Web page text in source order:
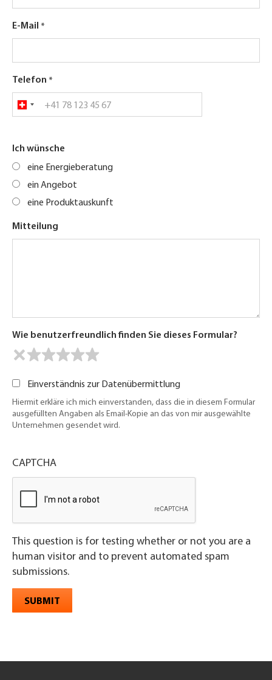
E-Mail
Telefon
Ich wünsche
eine Energieberatung
ein Angebot
eine Produktauskunft
Mitteilung
Wie benutzerfreundlich finden Sie dieses Formular?
Einverständnis zur Datenübermittlung
Hiermit erkläre ich mich einverstanden, dass die in diesem Formular
ausgefüllten Angaben als Email-Kopie an das von mir ausgewählte
Unternehmen gesendet wird.
CAPTCHA
This question is for testing whether or not you are a
human visitor and to prevent automated spam
submissions.
SUBMIT